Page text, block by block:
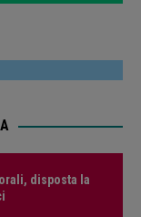
disposta la